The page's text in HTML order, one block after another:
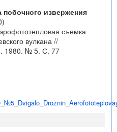
извержения
съемка
вулкана //
1980. № 5. С. 77